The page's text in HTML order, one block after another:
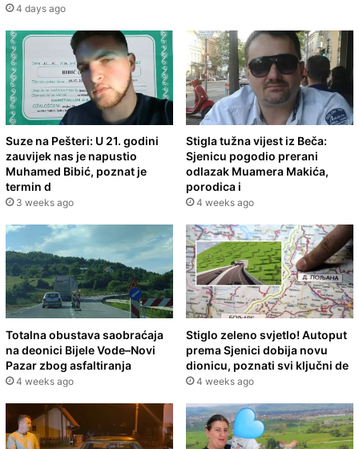
4 days ago
Suze na Pešteri: U 21. godini
zauvijek nas je napustio
Muhamed Bibić, poznat je
termin d
3 weeks ago
Stigla tužna vijest iz Beča:
Sjenicu pogodio prerani
odlazak Muamera Makića,
porodica i
4 weeks ago
Totalna obustava saobraćaja
na deonici Bijele Vode–Novi
Pazar zbog asfaltiranja
4 weeks ago
Stiglo zeleno svjetlo! Autoput
prema Sjenici dobija novu
dionicu, poznati svi ključni de
4 weeks ago